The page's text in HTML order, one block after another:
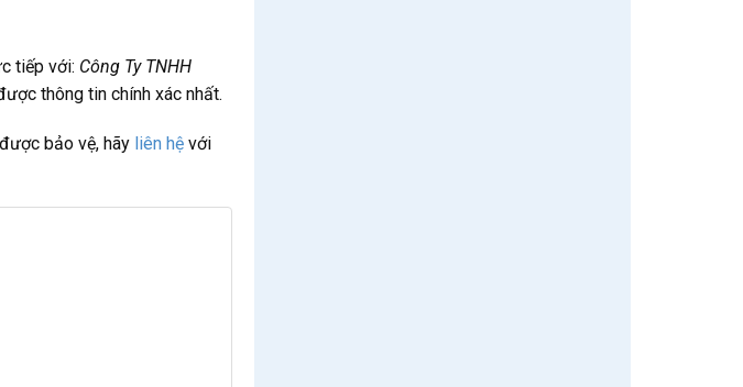
tiếp với: Công Ty TNHH
thông tin chính xác nhất.
bảo vệ, hãy liên hệ với